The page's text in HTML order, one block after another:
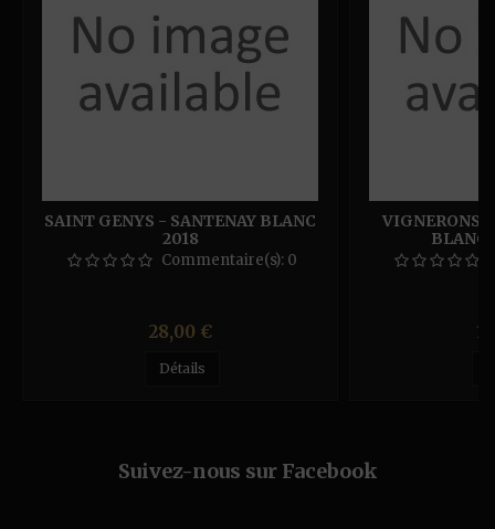
SAINT GENYS - SANTENAY BLANC
2018
Commentaire(s): 0
Prix
28,00 €
Détails
VIGNERONS
BLANC
Suivez-nous sur Facebook